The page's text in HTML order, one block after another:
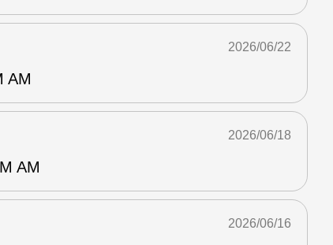
AM
2026/06/22
AM
2026/06/18
2026/06/16